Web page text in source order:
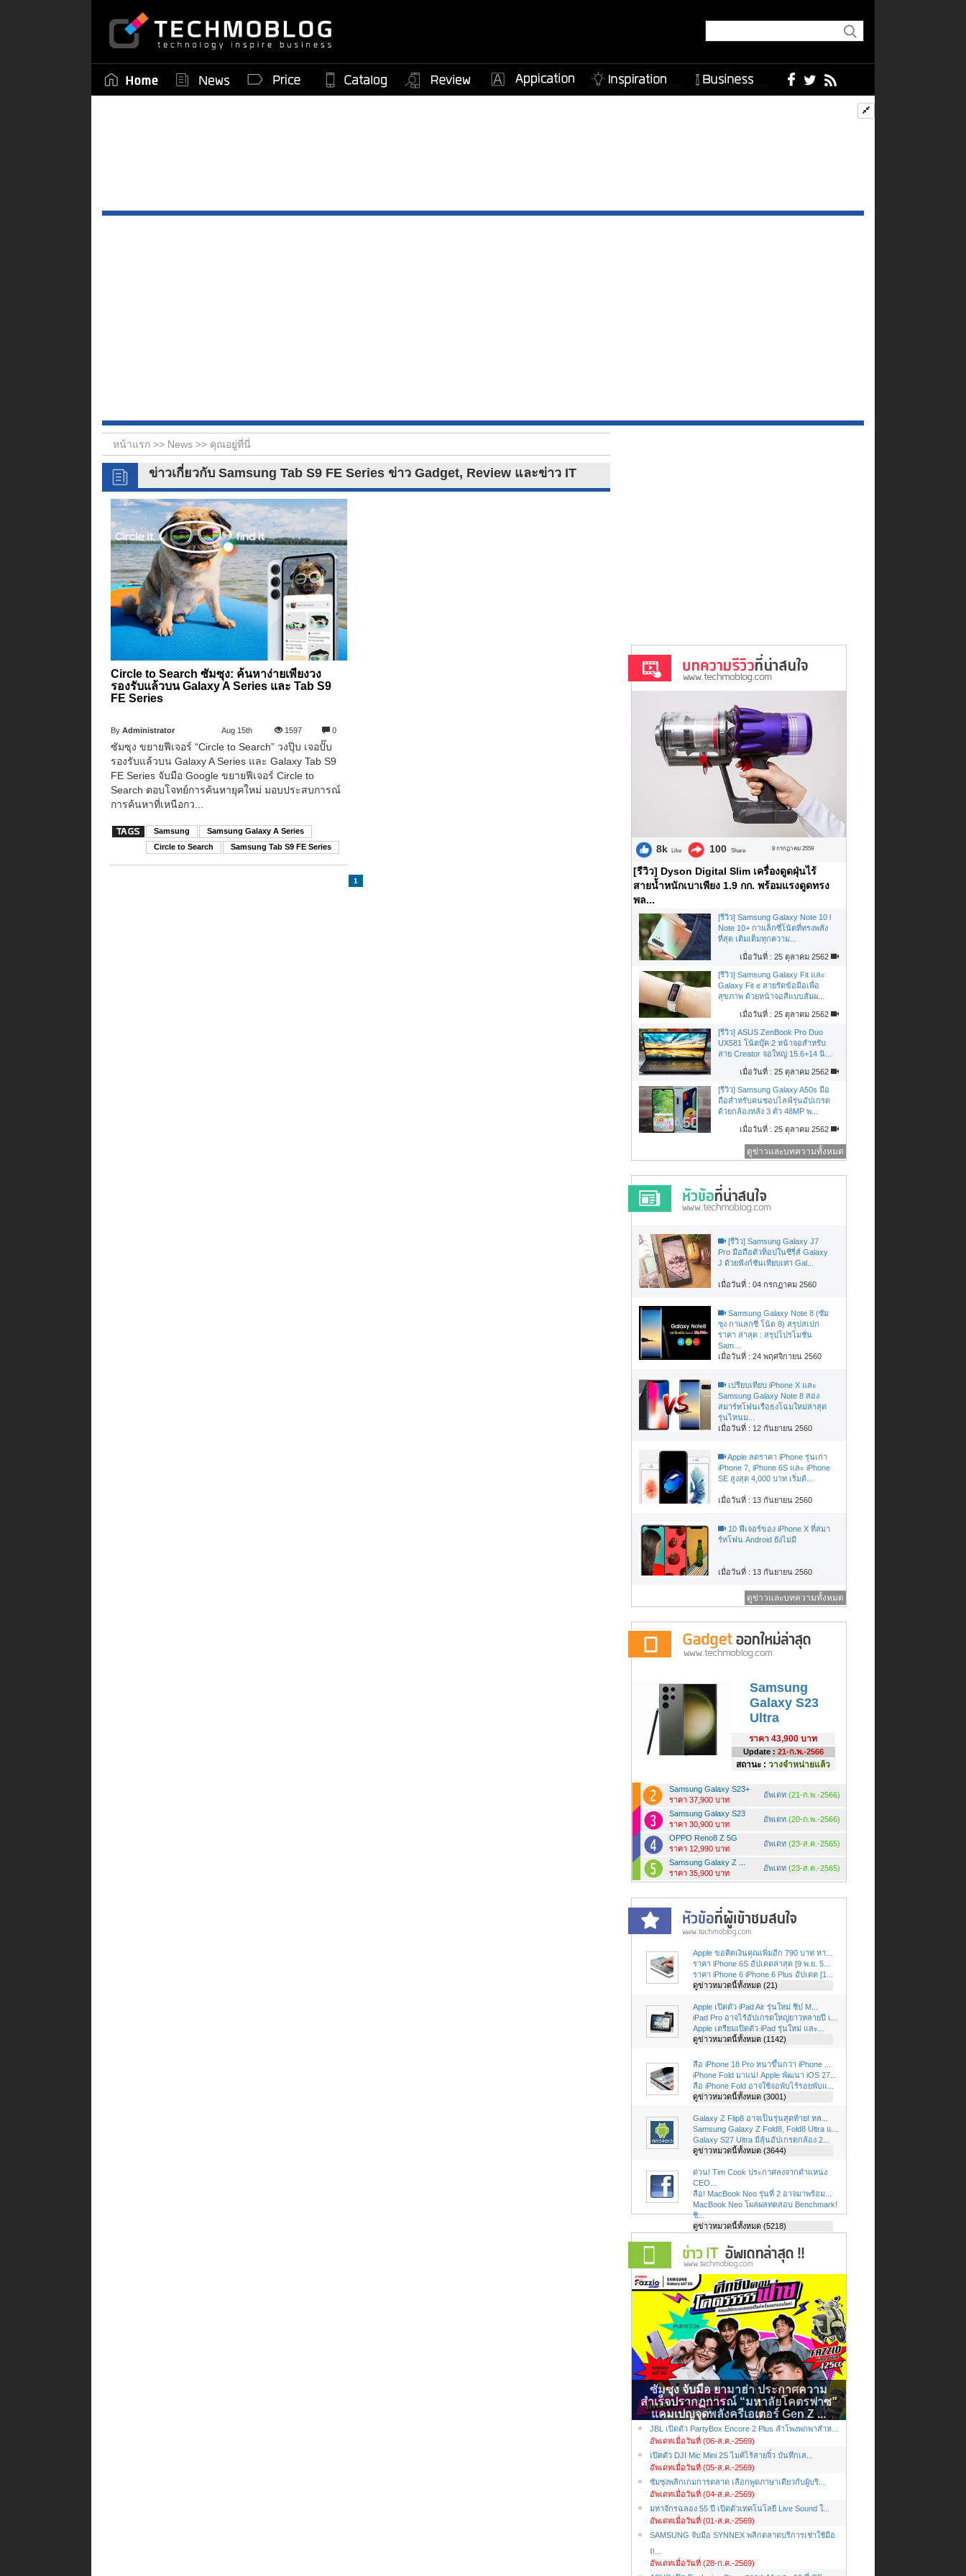
หน้าแรก >> News >> คุณอยู่ที่นี่
ข่าวเกี่ยวกับ Samsung Tab S9 FE Series ข่าว Gadget, Review และข่าว IT
Circle to Search ซัมซุง: ค้นหาง่ายเพียงวง
รองรับแล้วบน Galaxy A Series และ Tab S9
FE Series
ByAdministrator Aug 15th 1597 0
ซัมซุง ขยายฟีเจอร์ “Circle to Search” วงปุ๊บ เจอปั๊บ
รองรับแล้วบน Galaxy A Series และ Galaxy Tab S9
FE Series จับมือ Google ขยายฟีเจอร์ Circle to
Search ตอบโจทย์การค้นหายุคใหม่ มอบประสบการณ์
การค้นหาที่เหนือกว...
Samsung
Samsung Galaxy A Series
Circle to Search
Samsung Tab S9 FE Series
1
8k Like 100 Share 8 กรกฎาคม 2559
[รีวิว] Dyson Digital Slim เครื่องดูดฝุ่นไร้
สายน้ำหนักเบาเพียง 1.9 กก. พร้อมแรงดูดทรง
พล...
[รีวิว] Samsung Galaxy Note 10 l
Note 10+ กาแล็กซี่โน้ตที่ทรงพลัง
ที่สุด เติมเต็มทุกความ...
เมื่อวันที่ : 25 ตุลาคม 2562
[รีวิว] Samsung Galaxy Fit และ
Galaxy Fit e สายรัดข้อมือเพื่อ
สุขภาพ ด้วยหน้าจอสีแบบสัมผ...
เมื่อวันที่ : 25 ตุลาคม 2562
[รีวิว] ASUS ZenBook Pro Duo
UX581 โน้ตบุ๊ค 2 หน้าจอสำหรับ
สาย Creator จอใหญ่ 15.6+14 นิ...
เมื่อวันที่ : 25 ตุลาคม 2562
[รีวิว] Samsung Galaxy A50s มือ
ถือสำหรับคนชอบไลฟ์รุ่นอัปเกรด
ด้วยกล้องหลัง 3 ตัว 48MP พ...
เมื่อวันที่ : 25 ตุลาคม 2562
ดูข่าวและบทความทั้งหมด
[รีวิว] Samsung Galaxy J7
Pro มือถือตัวท็อปในซีรี่ส์ Galaxy
J ด้วยฟังก์ชันเทียบเท่า Gal...
เมื่อวันที่ : 04 กรกฏาคม 2560
Samsung Galaxy Note 8 (ซัม
ซุง กาแลกซี่ โน้ต 8) สรุปสเปก
ราคา ล่าสุด : สรุปโปรโมชั่น
Sam...
เมื่อวันที่ : 24 พฤศจิกายน 2560
เปรียบเทียบ iPhone X และ
Samsung Galaxy Note 8 สอง
สมาร์ทโฟนเรือธงโฉมใหม่ล่าสุด
รุ่นไหนม...
เมื่อวันที่ : 12 กันยายน 2560
Apple ลดราคา iPhone รุ่นเก่า
iPhone 7, iPhone 6S และ iPhone
SE สูงสุด 4,000 บาท เริ่มต้...
เมื่อวันที่ : 13 กันยายน 2560
10 ฟีเจอร์ของ iPhone X ที่สมา
ร์ทโฟน Android ยังไม่มี
เมื่อวันที่ : 13 กันยายน 2560
ดูข่าวและบทความทั้งหมด
Samsung
Galaxy S23
Ultra
ราคา 43,900 บาท
Update : 21-ก.พ.-2566
สถานะ : วางจำหน่ายแล้ว
Samsung Galaxy S23+
ราคา 37,900 บาท
อัพเดท (21-ก.พ.-2566)
Samsung Galaxy S23
ราคา 30,900 บาท
อัพเดท (20-ก.พ.-2566)
OPPO Reno8 Z 5G
ราคา 12,990 บาท
อัพเดท (23-ส.ค.-2565)
Samsung Galaxy Z ...
ราคา 35,900 บาท
อัพเดท (23-ส.ค.-2565)
Apple ขอคิดเงินคุณเพิ่มอีก 790 บาท หา...
ราคา iPhone 6S อัปเดตล่าสุด [9 พ.ย. 5...
ราคา iPhone 6 iPhone 6 Plus อัปเดต [1...
ดูข่าวหมวดนี้ทั้งหมด (21)
Apple เปิดตัว iPad Air รุ่นใหม่ ชิป M...
iPad Pro อาจไร้อัปเกรดใหญ่ยาวหลายปี เ...
Apple เตรียมเปิดตัว iPad รุ่นใหม่ และ...
ดูข่าวหมวดนี้ทั้งหมด (1142)
ลือ iPhone 18 Pro หนาขึ้นกว่า iPhone ...
iPhone Fold มาแน่! Apple พัฒนา iOS 27...
ลือ iPhone Fold อาจใช้จอพับไร้รอยพับแ...
ดูข่าวหมวดนี้ทั้งหมด (3001)
Galaxy Z Flip8 อาจเป็นรุ่นสุดท้าย! หล...
Samsung Galaxy Z Fold8, Fold8 Ultra แ...
Galaxy S27 Ultra มีลุ้นอัปเกรดกล้อง 2...
ดูข่าวหมวดนี้ทั้งหมด (3644)
ด่วน! Tim Cook ประกาศลงจากตำแหน่ง
CEO...
ลือ! MacBook Neo รุ่นที่ 2 อาจมาพร้อม...
MacBook Neo โผล่ผลทดสอบ Benchmark!
ชิ...
ดูข่าวหมวดนี้ทั้งหมด (5218)
ซัมซุง จับมือ ยามาฮ่า ประกาศความ
สำเร็จปรากฏการณ์ “มหาลัยโคตรฟาซ”
แคมเปญจุดพลังครีเอเตอร์ Gen Z ...
JBL เปิดตัว PartyBox Encore 2 Plus ลำโพงพกพาสำห...
อัพเดทเมื่อวันที่ (06-ส.ค.-2569)
เปิดตัว DJI Mic Mini 2S ไมค์ไร้สายจิ๋ว บันทึกเส...
อัพเดทเมื่อวันที่ (05-ส.ค.-2569)
ซัมซุงพลิกเกมการตลาด เลือกพูดภาษาเดียวกับผู้บริ...
อัพเดทเมื่อวันที่ (04-ส.ค.-2569)
มหาจักรฉลอง 55 ปี เปิดตัวเทคโนโลยี Live Sound ใ...
อัพเดทเมื่อวันที่ (01-ส.ค.-2569)
SAMSUNG จับมือ SYNNEX พลิกตลาดบริการเช่าใช้มือ
ถ...
อัพเดทเมื่อวันที่ (28-ก.ค.-2569)